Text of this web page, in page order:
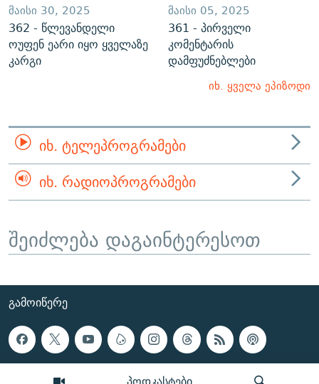
ᲛᲐᲘᲡᲘ 30, 2025
362 - წლევანდელი
ოუფენ ეარი იყო ყველაზე
კარგი
ᲛᲐᲘᲡᲘ 05, 2025
361 - პირველი
კომენტარის
დამფუძნებლები
იხ. ყველა ეპიზოდი
ᲘᲮ. ᲢᲔᲚᲔᲞᲠᲝᲒᲠᲐᲛᲔᲑᲘ
ᲘᲮ. ᲠᲐᲓᲘᲝᲞᲠᲝᲒᲠᲐᲛᲔᲑᲘ
შეიძლება დაგაინტერესოთ
ᲒᲐᲛᲝᲘᲬᲔᲠᲔ